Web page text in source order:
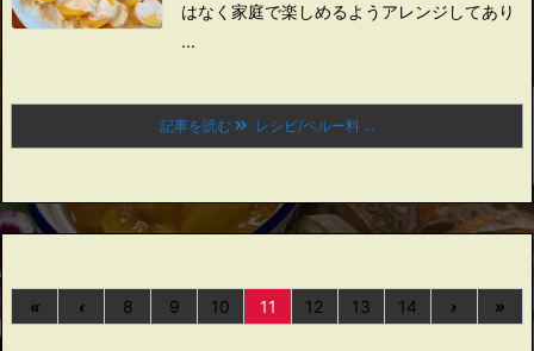
はなく家庭で楽しめるようアレンジしてあり
...
記事を読む レシピ/ペルー料 ...
« ‹ 8 9 10 11 12 13 14 › »